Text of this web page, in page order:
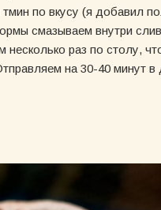
по вкусу (я добавил
смазываем внутри
несколько раз по столу,
на 30-40 минут в